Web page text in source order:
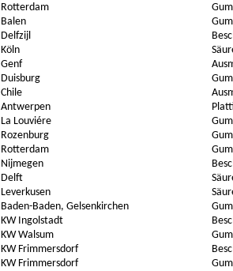
Rotterdam
Balen
Delfzijl
Köln
Genf
Duisburg
Chile
Antwerpen
La Louviére
Rozenburg
Rotterdam
Nijmegen
Delft
Leverkusen
Baden-Baden, Gelsenkirchen
KW Ingolstadt
KW Walsum
KW Frimmersdorf
KW Frimmersdorf